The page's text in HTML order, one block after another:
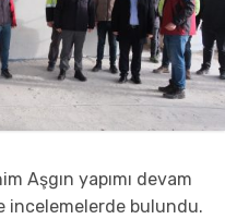
Aşgın yapımı devam
incelemelerde bulundu.